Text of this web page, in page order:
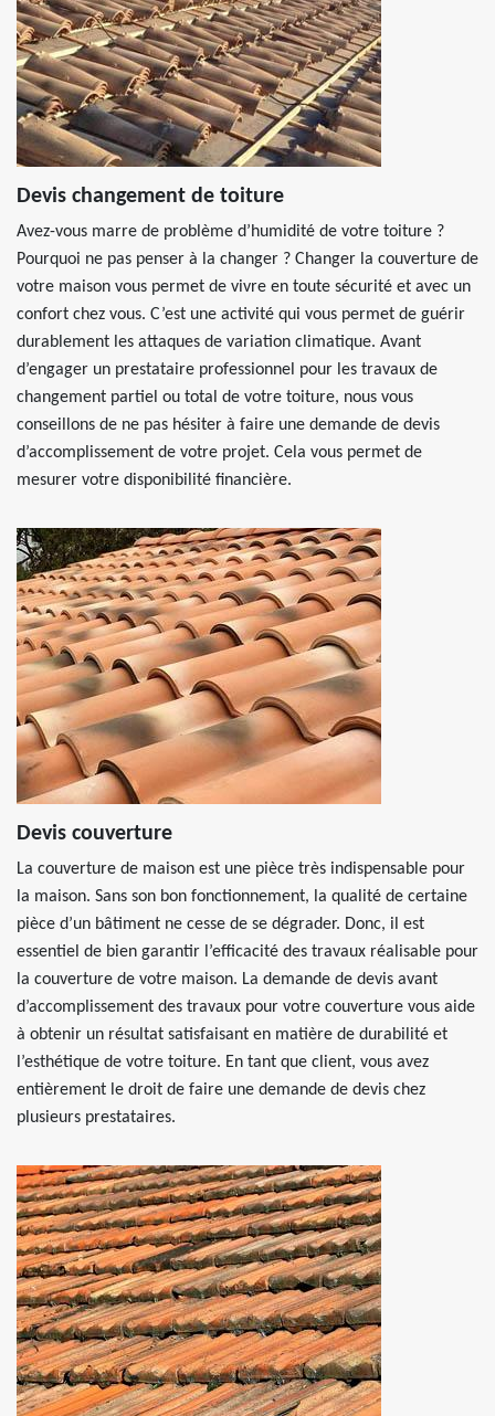
Devis changement de toiture
Avez-vous marre de problème d’humidité de votre toiture ?
Pourquoi ne pas penser à la changer ? Changer la couverture de
votre maison vous permet de vivre en toute sécurité et avec un
confort chez vous. C’est une activité qui vous permet de guérir
durablement les attaques de variation climatique. Avant
d’engager un prestataire professionnel pour les travaux de
changement partiel ou total de votre toiture, nous vous
conseillons de ne pas hésiter à faire une demande de devis
d’accomplissement de votre projet. Cela vous permet de
mesurer votre disponibilité financière.
Devis couverture
La couverture de maison est une pièce très indispensable pour
la maison. Sans son bon fonctionnement, la qualité de certaine
pièce d’un bâtiment ne cesse de se dégrader. Donc, il est
essentiel de bien garantir l’efficacité des travaux réalisable pour
la couverture de votre maison. La demande de devis avant
d’accomplissement des travaux pour votre couverture vous aide
à obtenir un résultat satisfaisant en matière de durabilité et
l’esthétique de votre toiture. En tant que client, vous avez
entièrement le droit de faire une demande de devis chez
plusieurs prestataires.